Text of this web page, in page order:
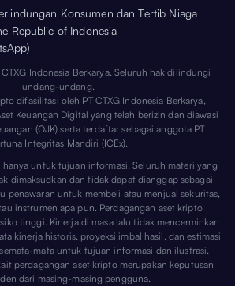
Konsumen dan Tertib Niaga
Republic of Indonesia
Indonesia Berkarya. Seluruh hak dilindungi
undang-undang.
difasilitasi oleh PT CTXG Indonesia Berkarya,
Keuangan Digital yang telah berizin dan diawasi
(OJK) serta terdaftar sebagai anggota PT
Integritas Mandiri (ICEx).
untuk tujuan informasi. Seluruh materi yang
dimaksudkan dan tidak dapat dianggap sebagai
penawaran untuk membeli atau menjual sekuritas,
instrumen apa pun. Perdagangan aset kripto
tinggi. Kinerja di masa lalu tidak mencerminkan
kinerja historis, proyeksi imbal hasil, dan estimasi
mata untuk tujuan informasi dan ilustrasi.
perdagangan aset kripto merupakan keputusan
dari masing-masing pengguna.